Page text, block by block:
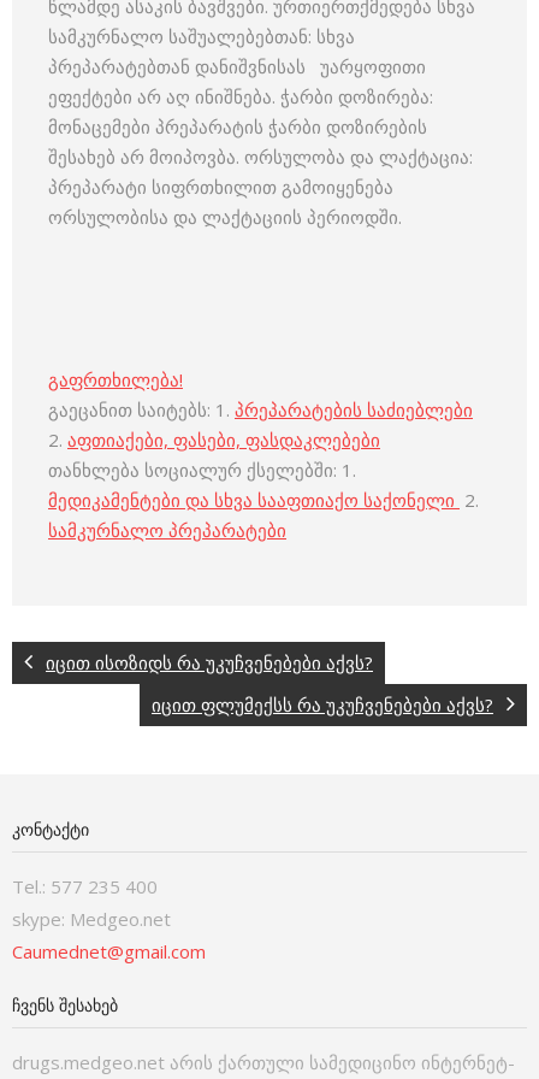
წლამდე ასაკის ბავშვები. ურთიერთქმედება სხვა
სამკურნალო საშუალებებთან: სხვა
პრეპარატებთან დანიშვნისას უარყოფითი
ეფექტები არ აღ ინიშნება. ჭარბი დოზირება:
მონაცემები პრეპარატის ჭარბი დოზირების
შესახებ არ მოიპოვბა. ორსულობა და ლაქტაცია:
პრეპარატი სიფრთხილით გამოიყენება
ორსულობისა და ლაქტაციის პერიოდში.
გაფრთხილება!
გაეცანით საიტებს: 1. პრეპარატების საძიებლები
2. აფთიაქები, ფასები, ფასდაკლებები
თანხლება სოციალურ ქსელებში: 1.
მედიკამენტები და სხვა სააფთიაქო საქონელი 2.
სამკურნალო პრეპარატები
იცით ისოზიდს რა უკუჩვენებები აქვს?
იცით ფლუმექსს რა უკუჩვენებები აქვს?
ᲙᲝᲜᲢᲐᲥᲢᲘ
Tel.: 577 235 400
skype: Medgeo.net
Caumednet@gmail.com
ᲩᲕᲔᲜᲡ ᲨᲔᲡᲐᲮᲔᲑ
drugs.medgeo.net არის ქართული სამედიცინო ინტერნეტ-